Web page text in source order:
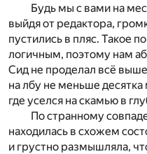
Будь мы с вами на
выйдя от редактора,
пустились в пляс. Такое
логичным, поэтому нам
Сид не проделал всё
на лбу не меньше
где уселся на скамью в
По странному
находилась в схожем
и грустно размышляла,